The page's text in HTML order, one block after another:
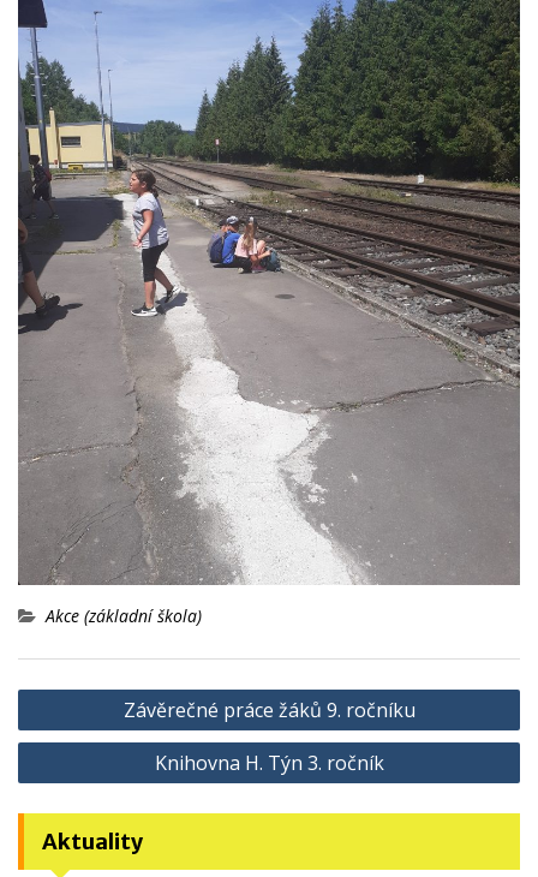
Akce (základní škola)
Navigace
pro
Závěrečné práce žáků 9. ročníku
Knihovna H. Týn 3. ročník
Aktuality